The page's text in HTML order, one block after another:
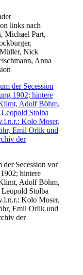
links nach
Michael Part,
Nick
Anna
der Secession vor
hintere
Adolf Böhm,
Stolba
Kolo Moser,
Emil Orlik und
der